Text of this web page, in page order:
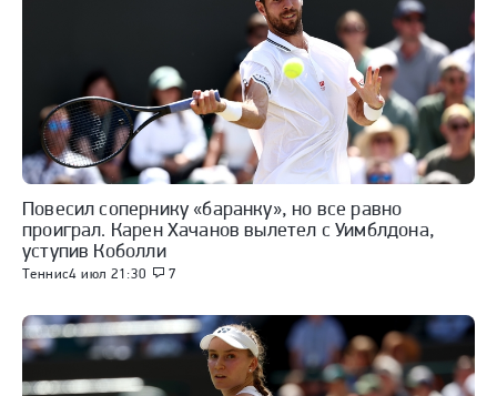
Теннис4 июл 21:30 7
Повесил сопернику «баранку», но все равно
проиграл. Карен Хачанов вылетел с Уимблдона,
уступив Коболли